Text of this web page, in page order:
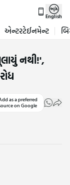
English
એન્ટરટેઈનમેન્ટ
નથી!',
as a preferred
on Google